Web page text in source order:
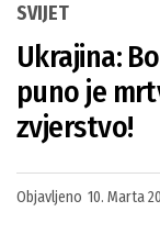
SVIJET
Ukrajina:
puno je
zvjerstvo!
Objavljeno 10. Marta